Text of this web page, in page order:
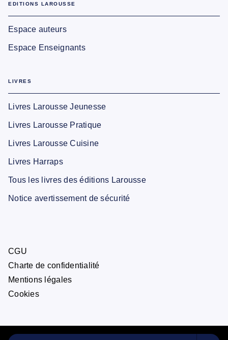
EDITIONS LAROUSSE
Espace auteurs
Espace Enseignants
LIVRES
Livres Larousse Jeunesse
Livres Larousse Pratique
Livres Larousse Cuisine
Livres Harraps
Tous les livres des éditions Larousse
Notice avertissement de sécurité
CGU
Charte de confidentialité
Mentions légales
Cookies